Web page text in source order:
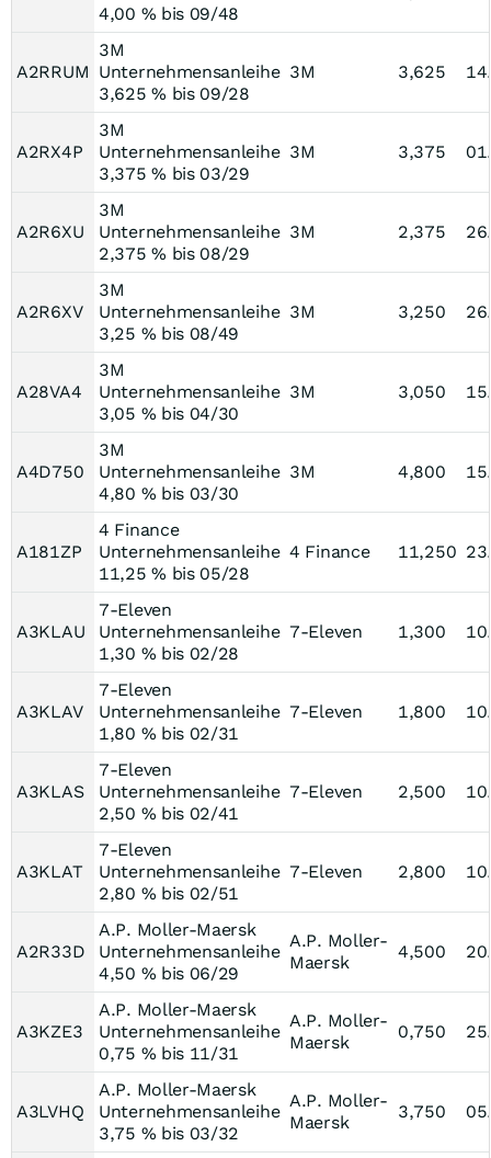
4,00 % bis 09/48
A2RRUM
3M
Unternehmensanleihe
3,625 % bis 09/28
3M 3,625
A2RX4P
3M
Unternehmensanleihe
3,375 % bis 03/29
3M 3,375
A2R6XU
3M
Unternehmensanleihe
2,375 % bis 08/29
3M 2,375
A2R6XV
3M
Unternehmensanleihe
3,25 % bis 08/49
3M 3,250
A28VA4
3M
Unternehmensanleihe
3,05 % bis 04/30
3M 3,050
A4D750
3M
Unternehmensanleihe
4,80 % bis 03/30
3M 4,800
A181ZP
4 Finance
Unternehmensanleihe
11,25 % bis 05/28
4 Finance 11,250
A3KLAU
7-Eleven
Unternehmensanleihe
1,30 % bis 02/28
7-Eleven 1,300
A3KLAV
7-Eleven
Unternehmensanleihe
1,80 % bis 02/31
7-Eleven 1,800
A3KLAS
7-Eleven
Unternehmensanleihe
2,50 % bis 02/41
7-Eleven 2,500
A3KLAT
7-Eleven
Unternehmensanleihe
2,80 % bis 02/51
7-Eleven 2,800
A2R33D
A.P. Moller-Maersk
Unternehmensanleihe
4,50 % bis 06/29
A.P. Moller-
Maersk
4,500
A3KZE3
A.P. Moller-Maersk
Unternehmensanleihe
0,75 % bis 11/31
A.P. Moller-
Maersk
0,750
A3LVHQ
A.P. Moller-Maersk
Unternehmensanleihe
3,75 % bis 03/32
A.P. Moller-
Maersk
3,750